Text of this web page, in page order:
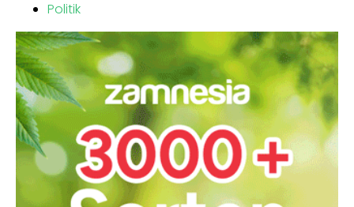
Politik